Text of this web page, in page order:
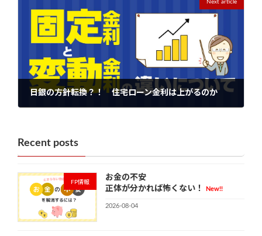
Next article
日銀の方針転換？！ 住宅ローン金利は上がるのか
Recent posts
FP情報
お金の不安
正体が分かれば怖くない！
New!!
2026-08-04